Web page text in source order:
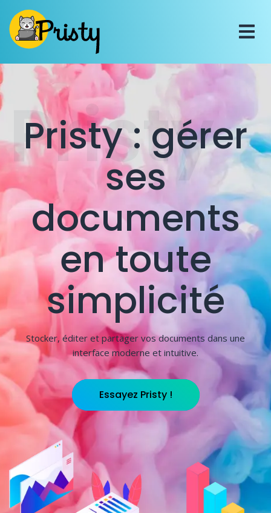
Pristy : gérer
ses
documents
en toute
simplicité
Pristy
Stocker, éditer et partager vos documents dans une
interface moderne et intuitive.
Essayez Pristy !